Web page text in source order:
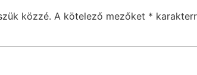
közzé. A kötelező mezőket *